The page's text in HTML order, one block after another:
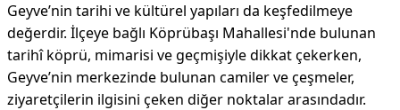
Geyve’nin tarihi ve kültürel yapıları da keşfedilmeye
değerdir. İlçeye bağlı Köprübaşı Mahallesi'nde bulunan
tarihî köprü, mimarisi ve geçmişiyle dikkat çekerken,
Geyve’nin merkezinde bulunan camiler ve çeşmeler,
ziyaretçilerin ilgisini çeken diğer noktalar arasındadır.